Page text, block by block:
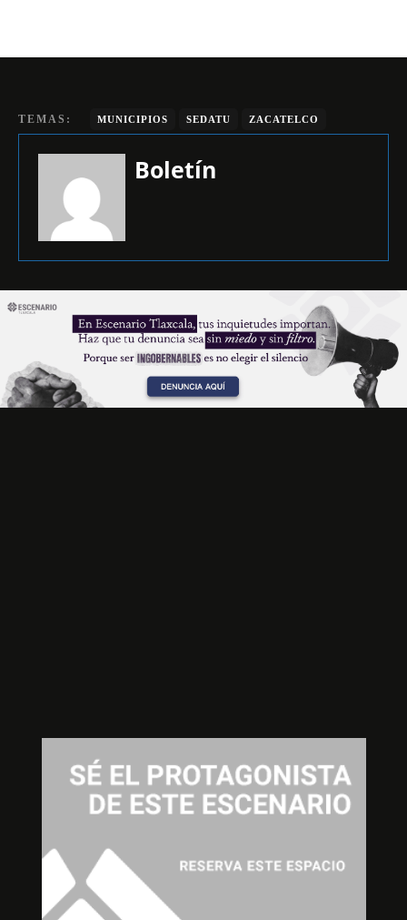
TEMAS: MUNICIPIOS SEDATU ZACATELCO
Boletín